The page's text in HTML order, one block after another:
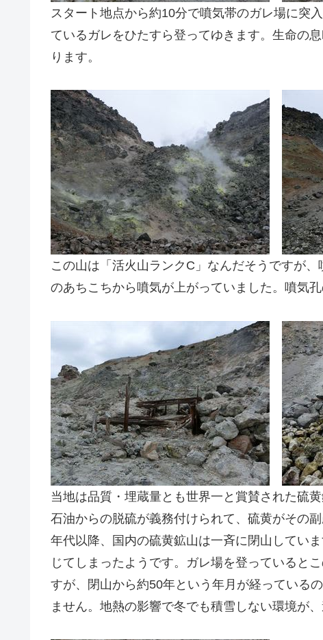
スタート地点から約10分で噴気帯のガレ場に突
ているガレをひたすら登ってゆきます。生命の
ります。
この山は「活火山ランクC」なんだそうですが
のあちこちから噴気が上がっていました。噴気
当地は品質・埋蔵量とも世界一と賞賛された硫
石油からの脱硫が義務付けられて、硫黄がその
年代以降、国内の硫黄鉱山は一斉に閉山してい
じてしまったようです。ガレ場を登っていると
すが、閉山から約50年という年月が経っている
ません。地熱の影響で冬でも積雪しない環境が